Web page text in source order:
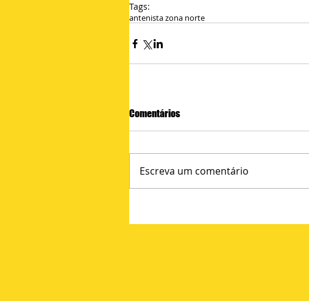
Tags:
antenista zona norte
Comentários
Escreva um comentário